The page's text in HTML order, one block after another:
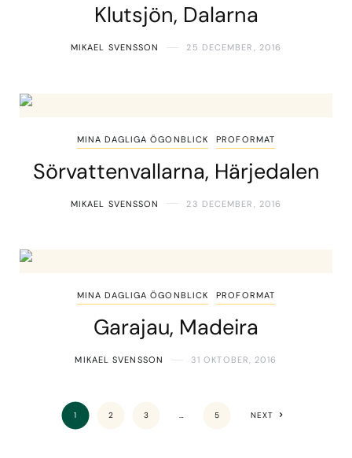
Klutsjön, Dalarna
MIKAEL SVENSSON 25 DECEMBER, 2016
MINA DAGLIGA ÖGONBLICK PROFORMAT
Sörvattenvallarna, Härjedalen
MIKAEL SVENSSON 23 DECEMBER, 2016
MINA DAGLIGA ÖGONBLICK PROFORMAT
Garajau, Madeira
MIKAEL SVENSSON 31 OKTOBER, 2016
1 2 3 … 5 NEXT